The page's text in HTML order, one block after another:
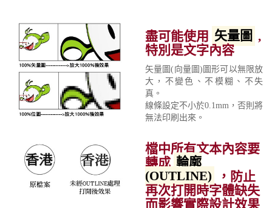
盡可能使用 矢量圖 ,
特別是文字內容
矢量圖(向量圖)圖形可以無限放
大，不變色、不模糊、不失
真。
線條設定不小於0.1mm，否則將
無法印刷出來。
檔中所有文本內容要
轉成 輪廓
(OUTLINE)
，防止
再次打開時字體缺失
而影響實際設計效果